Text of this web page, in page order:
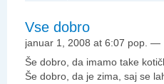
Vse dobro
januar 1, 2008 at 6:07 pop. —
Še dobro, da imamo take
Še dobro, da je zima, saj se